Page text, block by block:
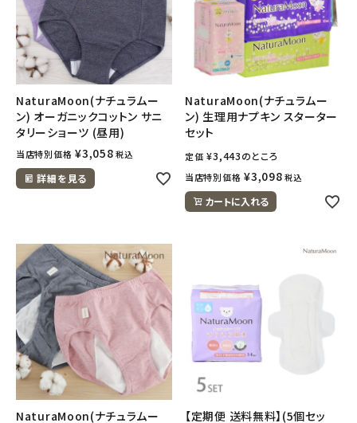
NaturaMoon(ナチュラムー
ン) オーガニックコットン サニ
タリーショーツ (昼用)
当店特別価格 ¥3,058 税込
詳細を見る
NaturaMoon(ナチュラムー
ン) 生理用ナプキン スターター
セット
定価 ¥3,443のところ
当店特別価格 ¥3,098 税込
カートに入れる
NaturaMoon(ナチュラムー
【定期便 送料無料】(5個セッ